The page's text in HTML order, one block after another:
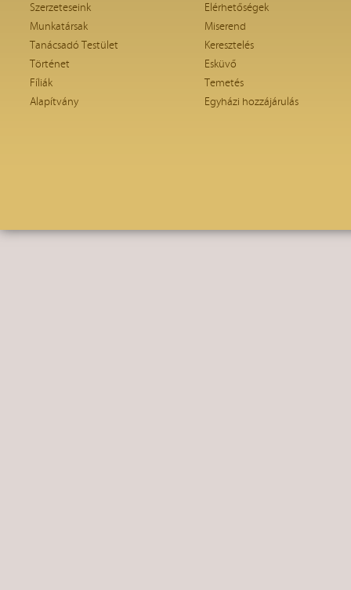
Szerzeteseink
Munkatársak
Tanácsadó Testület
Történet
Fíliák
Alapítvány
Elérhetőségek
Miserend
Keresztelés
Esküvő
Temetés
Egyházi hozzájárulás